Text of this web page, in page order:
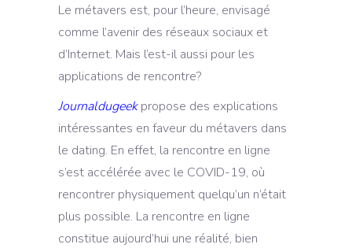
Le métavers est, pour l’heure, envisagé
comme l’avenir des réseaux sociaux et
d’Internet. Mais l’est-il aussi pour les
applications de rencontre?
Journaldugeekpropose des explications
intéressantes en faveur du métavers dans
le dating. En effet, la rencontre en ligne
s’est accélérée avec le COVID-19, où
rencontrer physiquement quelqu’un n’était
plus possible. La rencontre en ligne
constitue aujourd’hui une réalité, bien